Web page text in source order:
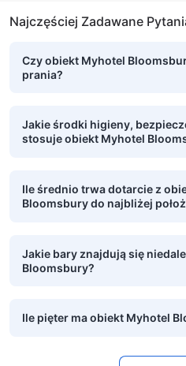
Najczęściej Zadawane
Czy obiekt Myhotel
prania?
Jakie środki higieny,
stosuje obiekt Myhotel
Ile średnio trwa dotarcie z
Bloomsbury do najbliżej
Jakie bary znajdują się
Bloomsbury?
Ile pięter ma obiekt Myhotel